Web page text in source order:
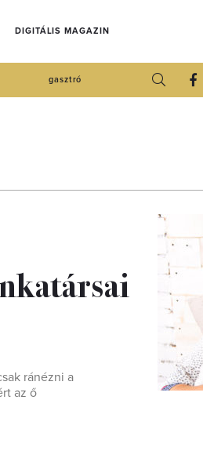
DIGITÁLIS MAGAZIN
gasztró
ránézni a
az ő